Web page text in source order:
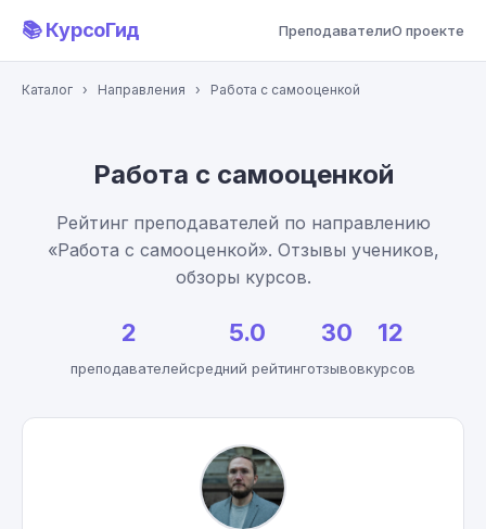
📚 КурсоГид ПреподавателиО проекте
Каталог › Направления › Работа с самооценкой
Работа с самооценкой
Рейтинг преподавателей по направлению
«Работа с самооценкой». Отзывы учеников,
обзоры курсов.
2
преподавателей
5.0
средний рейтинг
30
отзывов
12
курсов